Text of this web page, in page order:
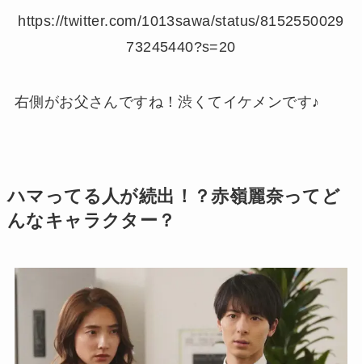
https://twitter.com/1013sawa/status/8152550029
73245440?s=20
右側がお父さんですね！渋くてイケメンです♪
ハマってる人が続出！？赤嶺麗奈ってど
んなキャラクター？